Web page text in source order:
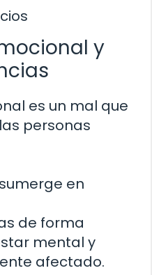
y
es un mal que
personas
en
de forma
mental y
afectado.